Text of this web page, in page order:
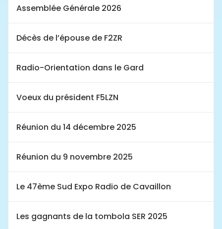
Assemblée Générale 2026
Décès de l’épouse de F2ZR
Radio-Orientation dans le Gard
Voeux du président F5LZN
Réunion du 14 décembre 2025
Réunion du 9 novembre 2025
Le 47ème Sud Expo Radio de Cavaillon
Les gagnants de la tombola SER 2025